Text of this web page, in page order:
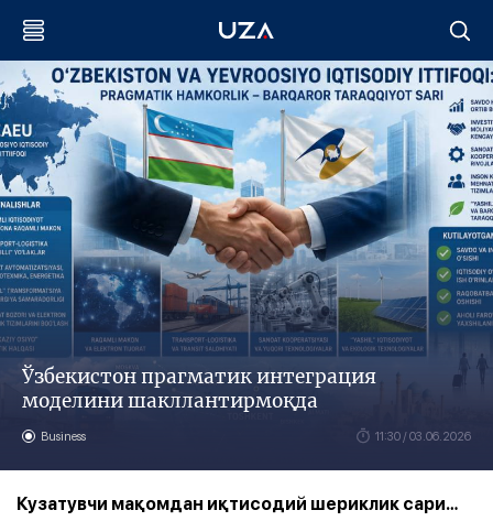
Ўзбекистон прагматик интеграция
моделини шакллантирмоқда
Business 11:30 / 03.06.2026
Кузатувчи мақомдан иқтисодий шериклик сари…